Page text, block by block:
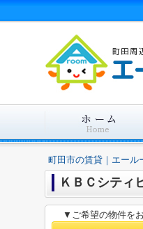
町田市の賃貸｜エール
ＫＢＣシティ
▼ご希望の物件を